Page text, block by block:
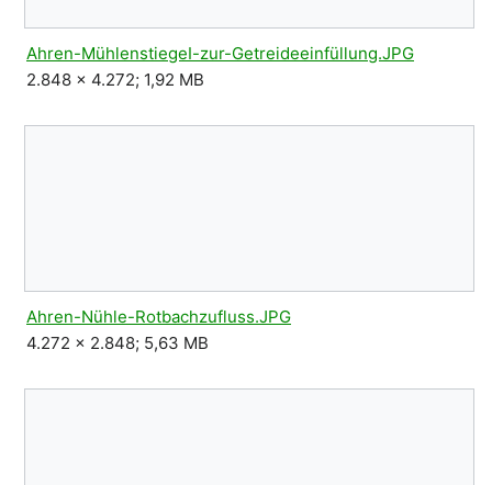
Ahren-MühlenstiegeI-zur-Getreideeinfüllung.JPG
2.848 × 4.272; 1,92 MB
Ahren-Nühle-Rotbachzufluss.JPG
4.272 × 2.848; 5,63 MB